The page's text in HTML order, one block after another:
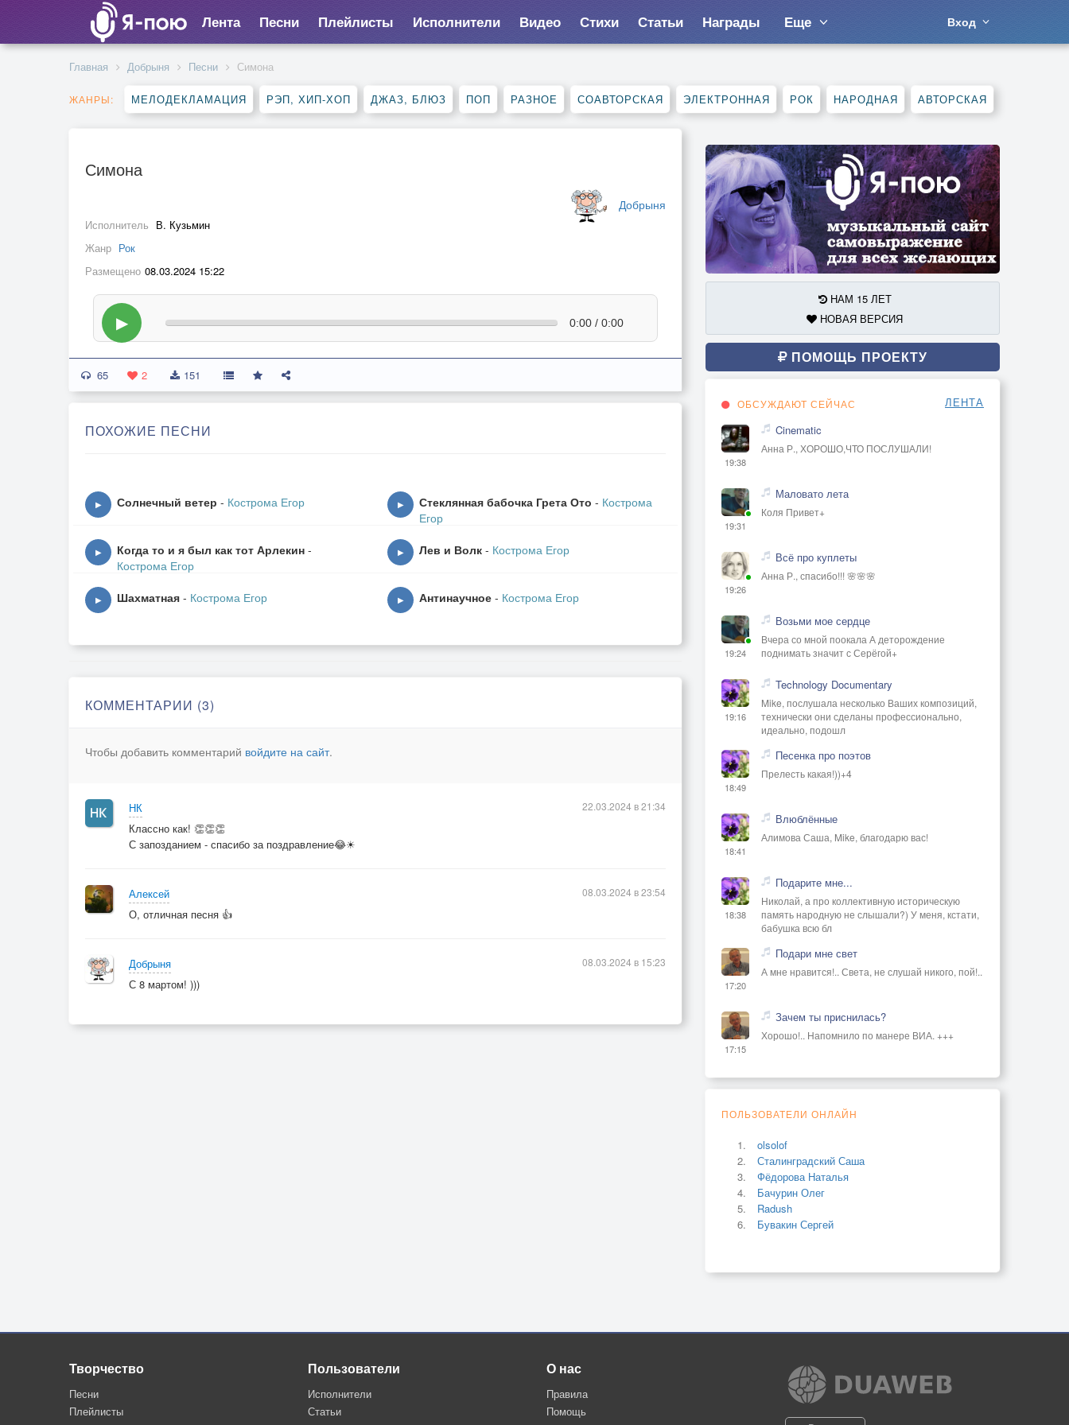
Лента Песни Плейлисты Исполнители Видео Стихи Статьи Награды Еще Вход
Главная Добрыня Песни Симона
ЖАНРЫ: МЕЛОДЕКЛАМАЦИЯ РЭП, ХИП-ХОП ДЖАЗ, БЛЮЗ ПОП РАЗНОЕ СОАВТОРСКАЯ ЭЛЕКТРОННАЯ РОК НАРОДНАЯ АВТОРСКАЯ
Симона
Добрыня
Исполнитель В. Кузьмин
Жанр Рок
Размещено 08.03.2024 15:22
▶ 0:00 / 0:00
65 2 151
ПОХОЖИЕ ПЕСНИ
▶ Солнечный ветер - Кострома Егор ▶ Стеклянная бабочка Грета Ото - Кострома
Егор
▶ Когда то и я был как тот Арлекин -
Кострома Егор
▶ Лев и Волк - Кострома Егор
▶ Шахматная - Кострома Егор ▶ Антинаучное - Кострома Егор
КОММЕНТАРИИ (3)
Чтобы добавить комментарий войдите на сайт.
НК
Классно как! 👏👏👏
С запозданием - спасибо за поздравление😂☀
22.03.2024 в 21:34
Алексей
О, отличная песня 👍
08.03.2024 в 23:54
Добрыня
С 8 мартом! )))
08.03.2024 в 15:23
НАМ 15 ЛЕТ
НОВАЯ ВЕРСИЯ
ПОМОЩЬ ПРОЕКТУ
ОБСУЖДАЮТ СЕЙЧАС ЛЕНТА
19:38
Cinematic
Анна Р., ХОРОШО,ЧТО ПОСЛУШАЛИ!
19:31
Маловато лета
Коля Привет+
19:26
Всё про куплеты
Анна Р., спасибо!!! 🌸🌸🌸
19:24
Возьми мое сердце
Вчера со мной поокала А деторождение
поднимать значит с Серёгой+
19:16
Technology Documentary
Mike, послушала несколько Ваших композиций,
технически они сделаны профессионально,
идеально, подошл
18:49
Песенка про поэтов
Прелесть какая!))+4
18:41
Влюблённые
Алимова Саша, Mike, благодарю вас!
18:38
Подарите мне...
Николай, а про коллективную историческую
память народную не слышали?) У меня, кстати,
бабушка всю бл
17:20
Подари мне свет
А мне нравится!.. Света, не слушай никого, пой!..
17:15
Зачем ты приснилась?
Хорошо!.. Напомнило по манере ВИА. +++
ПОЛЬЗОВАТЕЛИ ОНЛАЙН
olsolof
Сталинградский Саша
Фёдорова Наталья
Бачурин Олег
Radush
Бувакин Сергей
Творчество
Песни
Плейлисты
Пользователи
Исполнители
Статьи
О нас
Правила
Помощь